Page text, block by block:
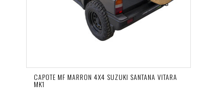
CAPOTE MF MARRON 4X4 SUZUKI SANTANA VITARA
MK1